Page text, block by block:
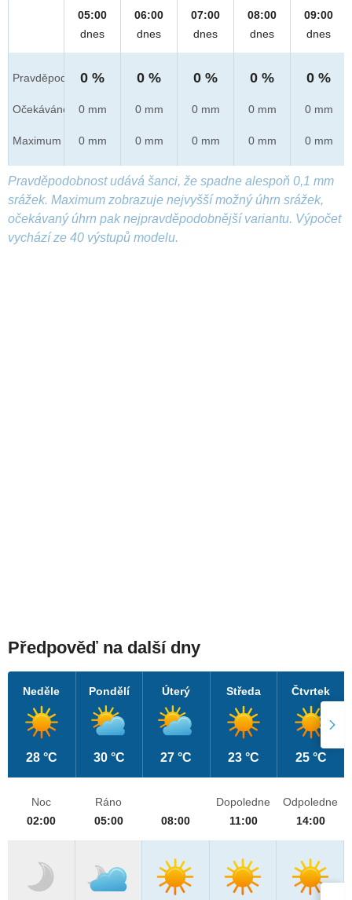
Pravděpod.
Očekáváno
Maximum
05:00
dnes
0 %
0 mm
0 mm
06:00
dnes
0 %
0 mm
0 mm
07:00
dnes
0 %
0 mm
0 mm
08:00
dnes
0 %
0 mm
0 mm
09:00
dnes
0 %
0 mm
0 mm
Pravděpodobnost udává šanci, že spadne alespoň 0,1 mm
srážek. Maximum zobrazuje nejvyšší možný úhrn srážek,
očekávaný úhrn pak nejpravděpodobnější variantu. Výpočet
vychází ze 40 výstupů modelu.
Předpověď na další dny
Neděle
28 °C
Pondělí
30 °C
Úterý
27 °C
Středa
23 °C
Čtvrtek
25 °C
Noc
02:00
Ráno
05:00
08:00
Dopoledne
11:00
Odpoledne
14:00